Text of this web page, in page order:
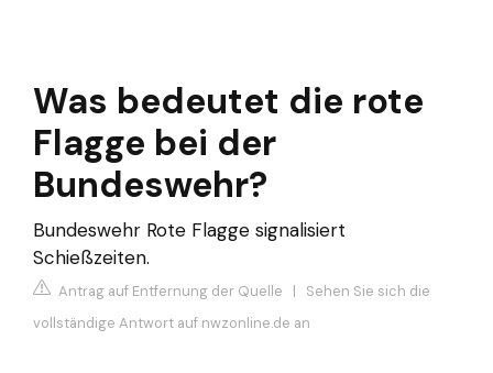
Was bedeutet die rote
Flagge bei der
Bundeswehr?
Bundeswehr Rote Flagge signalisiert
Schießzeiten.
Antrag auf Entfernung der Quelle | Sehen Sie sich die
vollständige Antwort auf nwzonline.de an